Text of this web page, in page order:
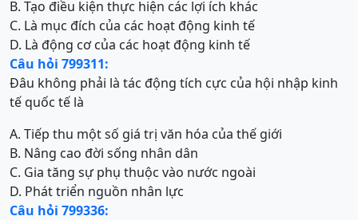
B. Tạo điều kiện thực hiện các lợi ích khác
C. Là mục đích của các hoạt động kinh tế
D. Là động cơ của các hoạt động kinh tế
Câu hỏi 799311:
Đâu không phải là tác động tích cực của hội nhập kinh
tế quốc tế là
A. Tiếp thu một số giá trị văn hóa của thế giới
B. Nâng cao đời sống nhân dân
C. Gia tăng sự phụ thuộc vào nước ngoài
D. Phát triển nguồn nhân lực
Câu hỏi 799336: